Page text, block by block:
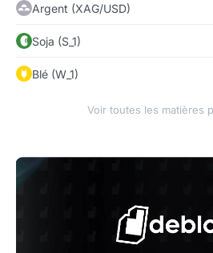
Argent (XAG/USD)
Soja (S_1)
Blé (W_1)
Voir toutes les matières